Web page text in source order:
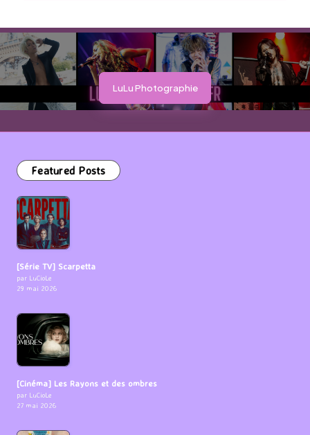
LuLu Photographie
Featured Posts
[Série TV] Scarpetta
par LuCioLe
29 mai 2026
[Cinéma] Les Rayons et des ombres
par LuCioLe
27 mai 2026